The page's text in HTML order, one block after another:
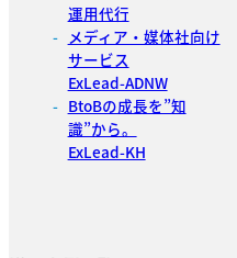
運用代行
メディア・媒体社向け
サービス
ExLead-ADNW
BtoBの成長を”知
識”から。
ExLead-KH